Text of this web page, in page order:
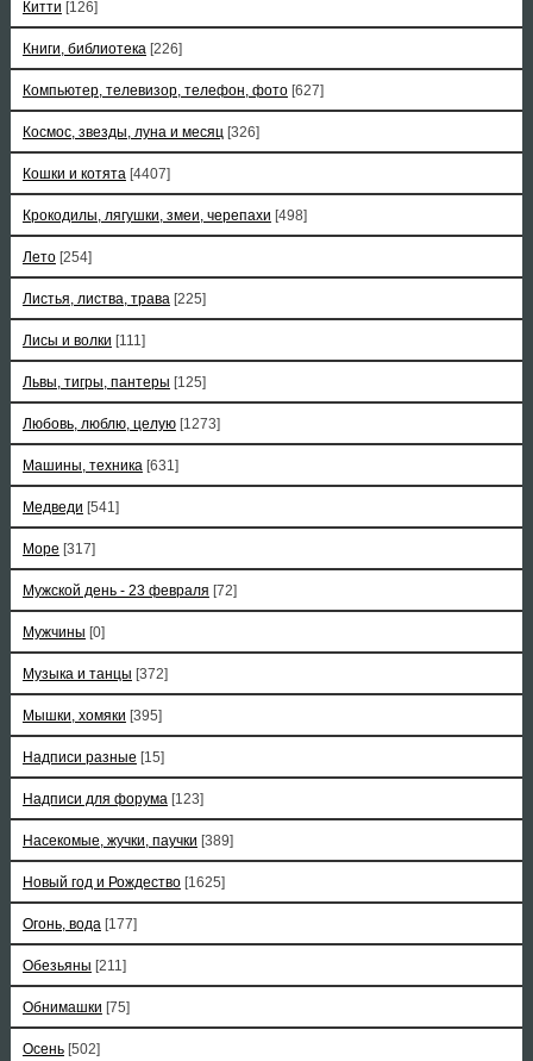
Китти [126]
Книги, библиотека [226]
Компьютер, телевизор, телефон, фото [627]
Космос, звезды, луна и месяц [326]
Кошки и котята [4407]
Крокодилы, лягушки, змеи, черепахи [498]
Лето [254]
Листья, листва, трава [225]
Лисы и волки [111]
Львы, тигры, пантеры [125]
Любовь, люблю, целую [1273]
Машины, техника [631]
Медведи [541]
Море [317]
Мужской день - 23 февраля [72]
Мужчины [0]
Музыка и танцы [372]
Мышки, хомяки [395]
Надписи разные [15]
Надписи для форума [123]
Насекомые, жучки, паучки [389]
Новый год и Рождество [1625]
Огонь, вода [177]
Обезьяны [211]
Обнимашки [75]
Осень [502]